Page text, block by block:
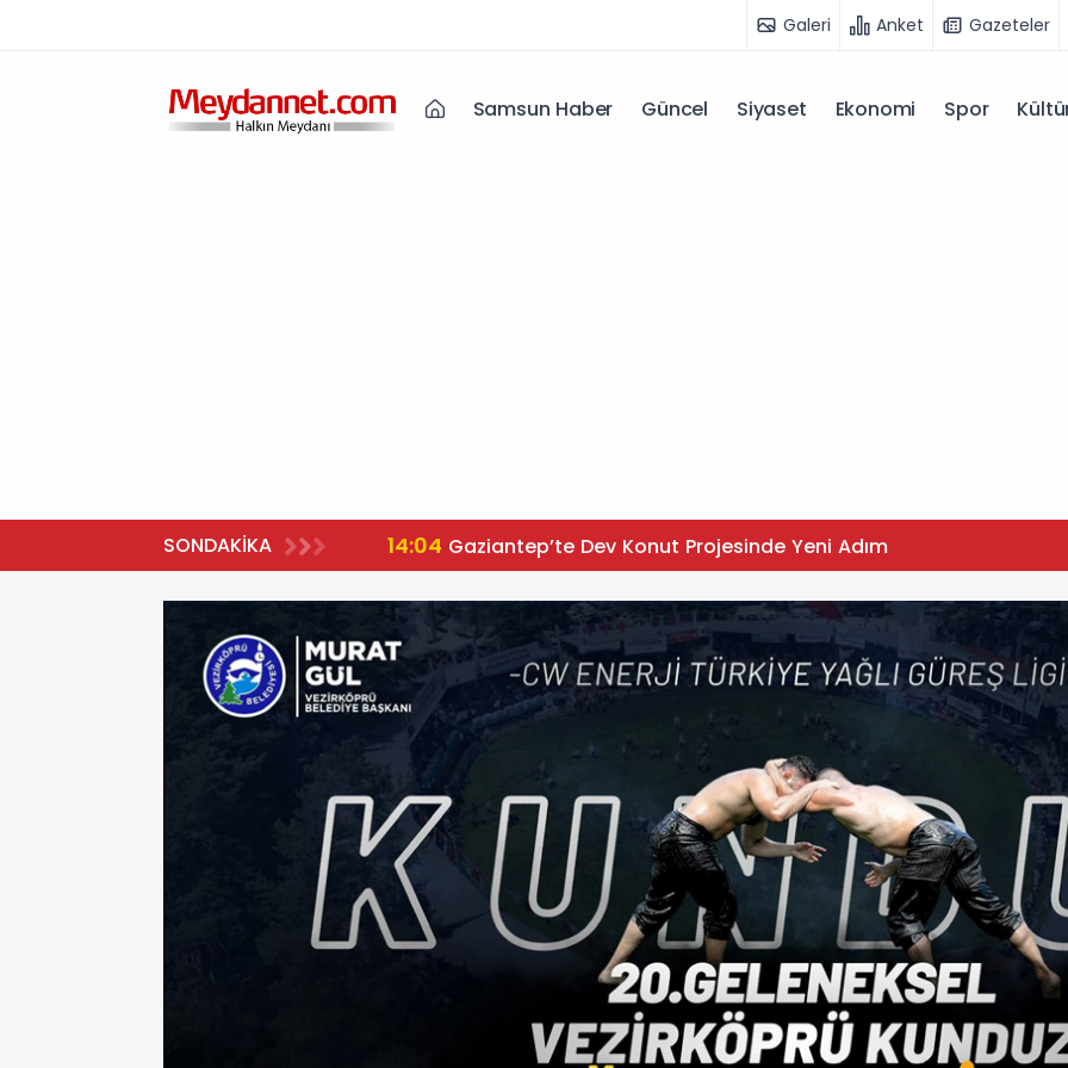
Galeri Anket Gazeteler
Samsun Haber Güncel Siyaset Ekonomi Spor
SONDAKİKA 14:04 Gaziantep’te Dev Konut Projesinde Yeni Adım